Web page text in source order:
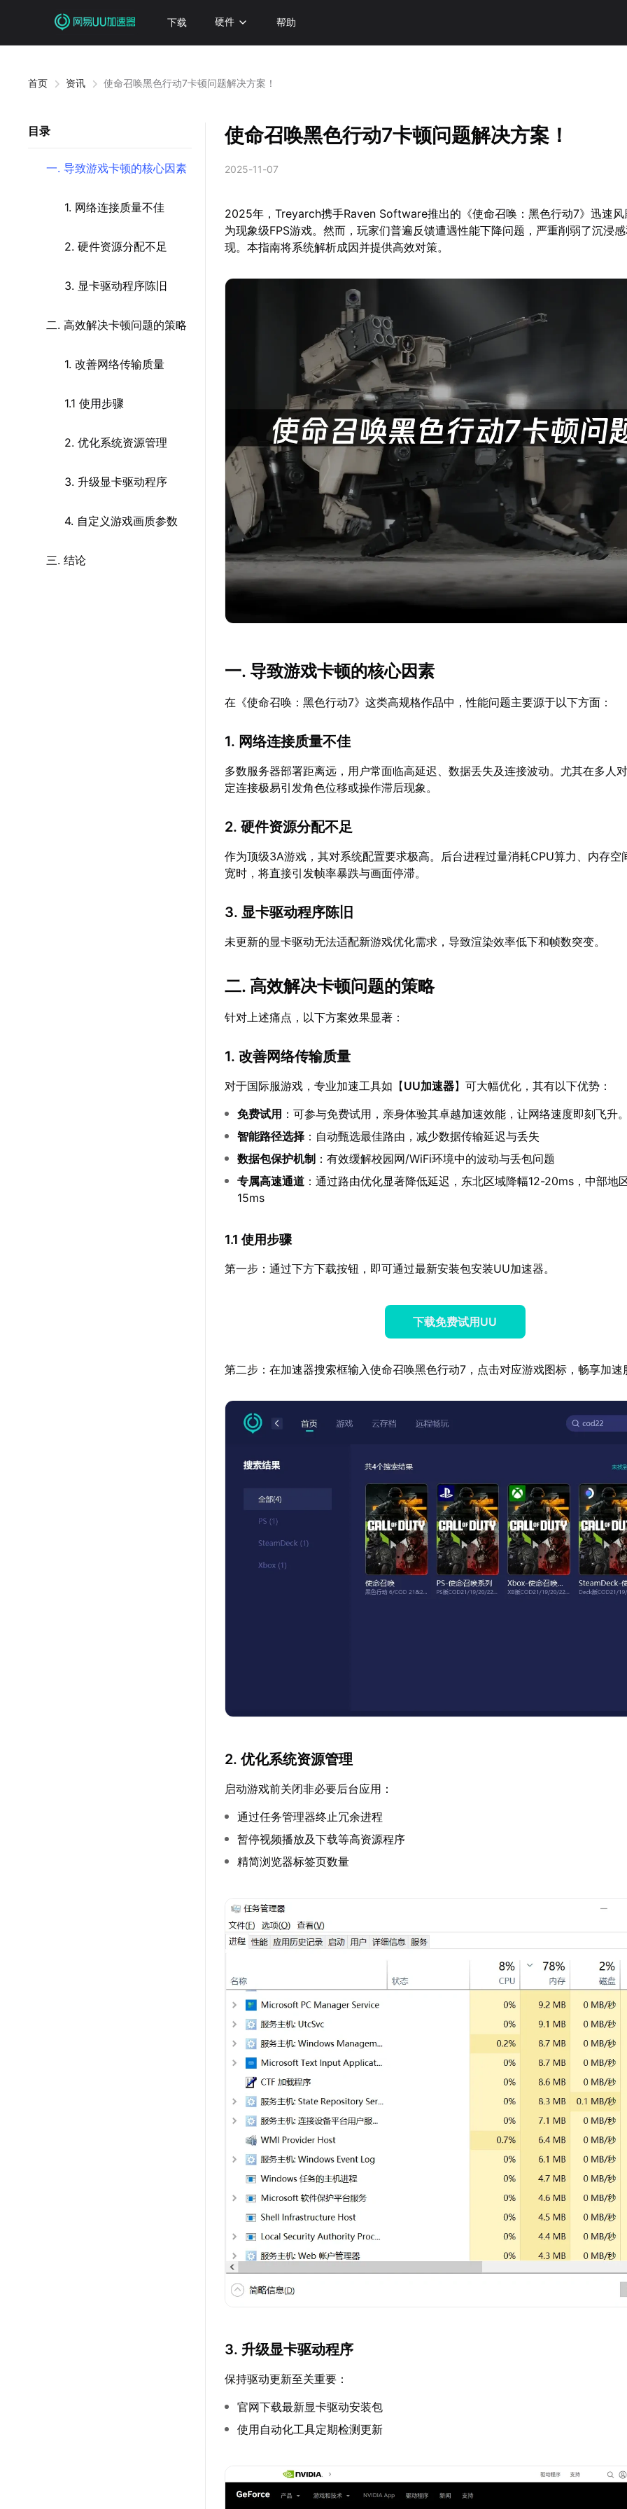
下载 硬件 帮助
首页 资讯 使命召唤黑色行动7卡顿问题解决方案！
目录
一. 导致游戏卡顿的核心因素
1. 网络连接质量不佳
2. 硬件资源分配不足
3. 显卡驱动程序陈旧
二. 高效解决卡顿问题的策略
1. 改善网络传输质量
1.1 使用步骤
2. 优化系统资源管理
3. 升级显卡驱动程序
4. 自定义游戏画质参数
三. 结论
使命召唤黑色行动7卡顿问题解决方案！
2025-11-07
2025年，Treyarch携手Raven Software推出的《使命召唤：黑色行动7》迅速风
为现象级FPS游戏。然而，玩家们普遍反馈遭遇性能下降问题，严重削弱了沉浸
现。本指南将系统解析成因并提供高效对策。
一. 导致游戏卡顿的核心因素
在《使命召唤：黑色行动7》这类高规格作品中，性能问题主要源于以下方面：
1. 网络连接质量不佳
多数服务器部署距离远，用户常面临高延迟、数据丢失及连接波动。尤其在多人
定连接极易引发角色位移或操作滞后现象。
2. 硬件资源分配不足
作为顶级3A游戏，其对系统配置要求极高。后台进程过量消耗CPU算力、内存空
宽时，将直接引发帧率暴跌与画面停滞。
3. 显卡驱动程序陈旧
未更新的显卡驱动无法适配新游戏优化需求，导致渲染效率低下和帧数突变。
二. 高效解决卡顿问题的策略
针对上述痛点，以下方案效果显著：
1. 改善网络传输质量
对于国际服游戏，专业加速工具如【UU加速器】可大幅优化，其有以下优势：
免费试用 ：可参与免费试用，亲身体验其卓越加速效能，让网络速度即刻飞升
智能路径选择 ：自动甄选最佳路由，减少数据传输延迟与丢失
数据包保护机制 ：有效缓解校园网/WiFi环境中的波动与丢包问题
专属高速通道 ：通过路由优化显著降低延迟，东北区域降幅12-20ms，中部地
15ms
1.1 使用步骤
第一步：通过下方下载按钮，即可通过最新安装包安装UU加速器。
下载免费试用UU
第二步：在加速器搜索框输入使命召唤黑色行动7，点击对应游戏图标，畅享加速
2. 优化系统资源管理
启动游戏前关闭非必要后台应用：
通过任务管理器终止冗余进程
暂停视频播放及下载等高资源程序
精简浏览器标签页数量
3. 升级显卡驱动程序
保持驱动更新至关重要：
官网下载最新显卡驱动安装包
使用自动化工具定期检测更新